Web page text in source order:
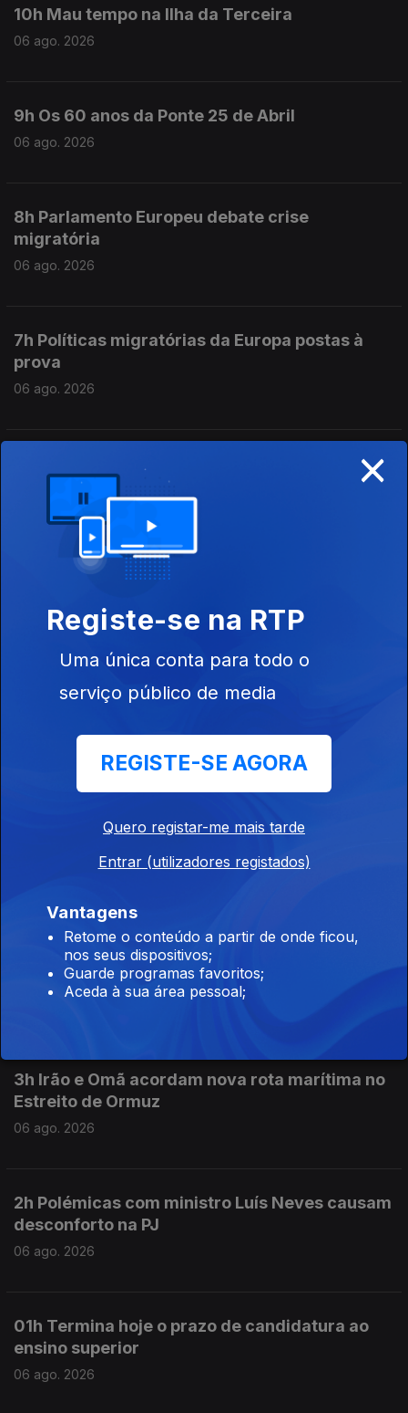
10h Mau tempo na Ilha da Terceira
06 ago. 2026
9h Os 60 anos da Ponte 25 de Abril
06 ago. 2026
8h Parlamento Europeu debate crise
migratória
06 ago. 2026
7h Políticas migratórias da Europa postas à
prova
06 ago. 2026
6h "Playback", filme que recorda Carlos Paião
chega aos cinemas
06 ago. 2026
de Cem Soldos
06 ago. 2026
Infantino
3h Irão e Omã acordam nova rota marítima no
Estreito de Ormuz
2h Polémicas com ministro Luís Neves causam
desconforto na PJ
3h Irão e Omã acordam nova rota marítima no
Estreito de Ormuz
06 ago. 2026
2h Polémicas com ministro Luís Neves causam
desconforto na PJ
06 ago. 2026
01h Termina hoje o prazo de candidatura ao
ensino superior
06 ago. 2026
×
Registe-se na RTP
Uma única conta para todo o
serviço público de media
REGISTE-SE AGORA
Quero registar-me mais tarde
Entrar (utilizadores registados)
Vantagens
Retome o conteúdo a partir de onde ficou,
nos seus dispositivos;
Guarde programas favoritos;
Aceda à sua área pessoal;